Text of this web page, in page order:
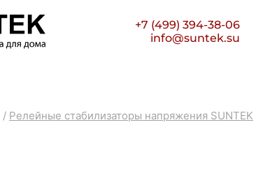
+7 (499) 394-38-06
info@suntek.su
/ Релейные стабилизаторы напряжения SUNTEK